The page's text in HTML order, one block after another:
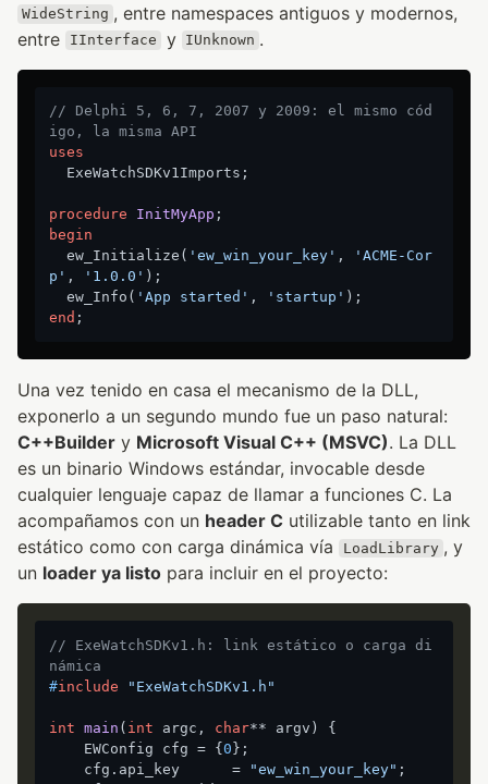
WideString , entre namespaces antiguos y modernos,
entre
IInterface y IUnknown .
// Delphi 5, 6, 7, 2007 y 2009: el mismo cód
igo, la misma API
uses
procedure InitMyApp ;
begin
  ew_Initialize(
'ew_win_your_key' ,
'ACME-Cor
p' , '1.0.0' );
  ew_Info(
'App started' , 'startup'
end
Una vez tenido en casa el mecanismo de la DLL,
exponerlo a un segundo mundo fue un paso natural:
C++Builder y Microsoft Visual C++ (MSVC). La DLL
es un binario Windows estándar, invocable desde
cualquier lenguaje capaz de llamar a funciones C. La
acompañamos con un header C utilizable tanto en link
estático como con carga dinámica vía
LoadLibrary , y
un loader ya listo para incluir en el proyecto:
// ExeWatchSDKv1.h: link estático o carga di
námica
#include "ExeWatchSDKv1.h"
int main ( int argc, char** argv)
{
    EWConfig cfg = {
0 };
    cfg.api_key      =
"ew_win_your_key" ;